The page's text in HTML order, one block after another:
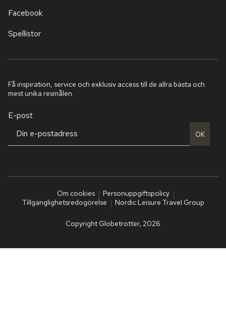
Facebook
Spellistor
Få inspiration, service och exklusiv access till de allra bästa och
mest unika resmålen.
E-post
OK
Om cookies
Personuppgiftspolicy
Tillgänglighetsredogörelse
Nordic Leisure Travel Group
Copyright Globetrotter, 2026